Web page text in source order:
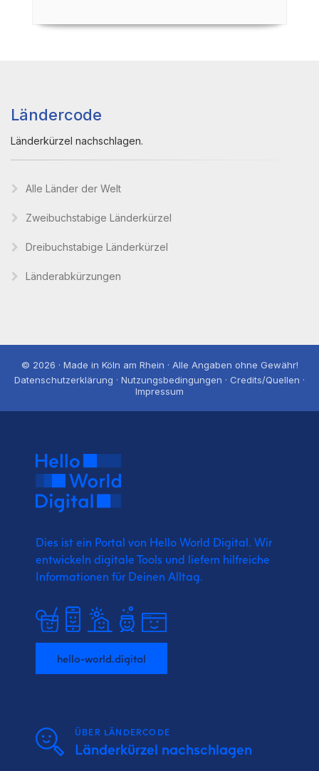
Ländercode
Länderkürzel nachschlagen.
Alle Länder der Welt
Zweibuchstabige Länderkürzel
Dreibuchstabige Länderkürzel
Länderabkürzungen
© 2026 · Made in Köln am Rhein · Alle Angaben ohne Gewähr!
Datenschutzerklärung · Nutzungsbedingungen · Credits/Quellen ·
Impressum
Dies ist ein Portal von Hello World Digital. Wir
entwickeln digitale Tools und liefern hilfreiche
Informationen für Deinen Alltag.
hello-world.digital
ÜBER LÄNDERCODE
Länderkürzel nachschlagen